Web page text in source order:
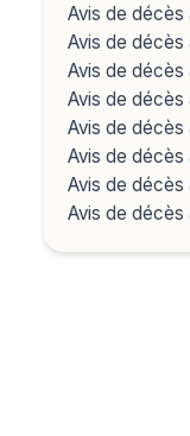
Avis de décès
Avis de décès
Avis de décès
Avis de décès
Avis de décès
Avis de décès
Avis de décès
Avis de